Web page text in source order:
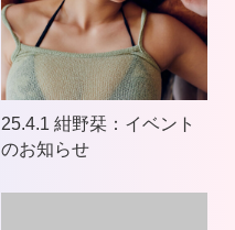
25.4.1 紺野栞：イベント
のお知らせ